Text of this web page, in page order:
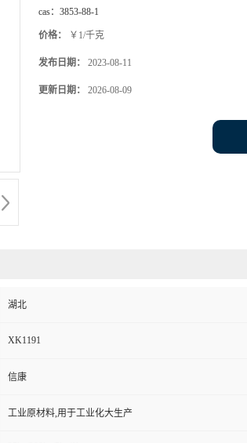
cas： 3853-88-1
价格： ￥1/千克
发布日期： 2023-08-11
更新日期： 2026-08-09
湖北
XK1191
信康
工业原材料,用于工业化大生产